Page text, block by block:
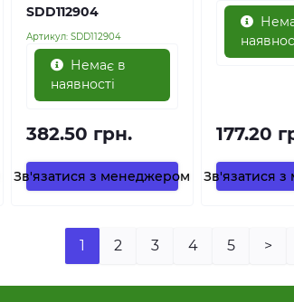
SDD112904
Артикул: SDD112904
Немає в
наявності
382.50 грн.
Зв'язатися з менеджером
177.20
Зв'язатися
1 2 3 4 5 >